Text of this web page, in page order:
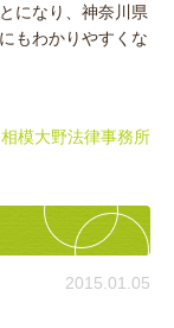
になり、神奈川県
もわかりやすくな
相模大野法律事務所
2015.01.05